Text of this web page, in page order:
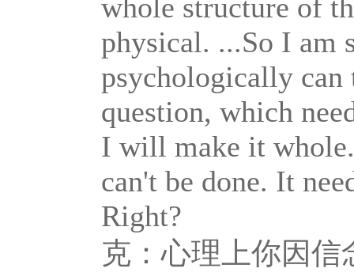
whole structure of
physical. ...So I am
psychologically can
question, which
I will make it
can't be done. It
Right?
克：心理上你因